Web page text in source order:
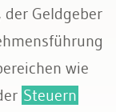
Geldgeber
wie
Steuern